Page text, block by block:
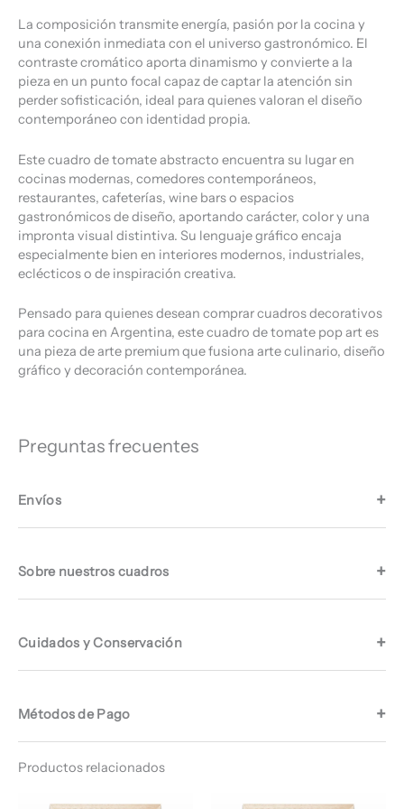
La composición transmite energía, pasión por la cocina y
una conexión inmediata con el universo gastronómico. El
contraste cromático aporta dinamismo y convierte a la
pieza en un punto focal capaz de captar la atención sin
perder sofisticación, ideal para quienes valoran el diseño
contemporáneo con identidad propia.
Este cuadro de tomate abstracto encuentra su lugar en
cocinas modernas, comedores contemporáneos,
restaurantes, cafeterías, wine bars o espacios
gastronómicos de diseño, aportando carácter, color y una
impronta visual distintiva. Su lenguaje gráfico encaja
especialmente bien en interiores modernos, industriales,
eclécticos o de inspiración creativa.
Pensado para quienes desean comprar cuadros decorativos
para cocina en Argentina, este cuadro de tomate pop art es
una pieza de arte premium que fusiona arte culinario, diseño
gráfico y decoración contemporánea.
Preguntas frecuentes
Envíos
Sobre nuestros cuadros
Cuidados y Conservación
Métodos de Pago
Productos relacionados